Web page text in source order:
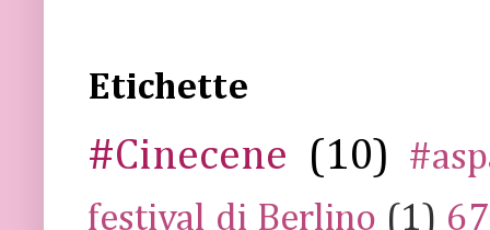
Etichette
#Cinecene (10)
festival di Berlino (1)